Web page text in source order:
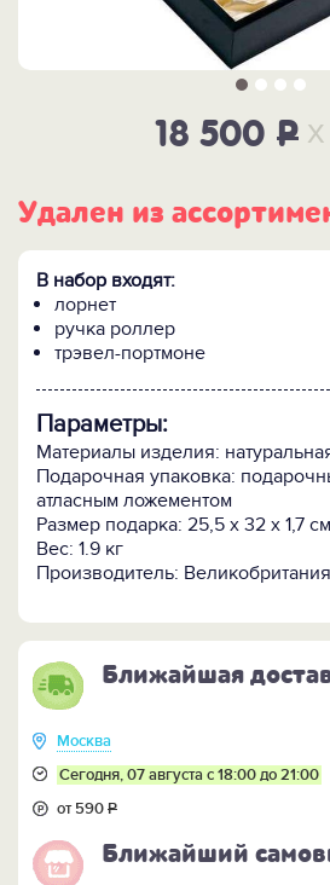
18 500 P x
Удален из
В набор входят:
лорнет
ручка роллер
трэвел-портмоне
Параметры:
Материалы изделия:
Подарочная упаковка:
атласным ложементом
Размер подарка: 25,5 х 32 х 1,7 см
Вес: 1.9 кг
Производитель: Великобритания
Ближайшая
Москва
Сегодня, 07 августа с 18:00 до 21:00
от 590Р
Ближайший